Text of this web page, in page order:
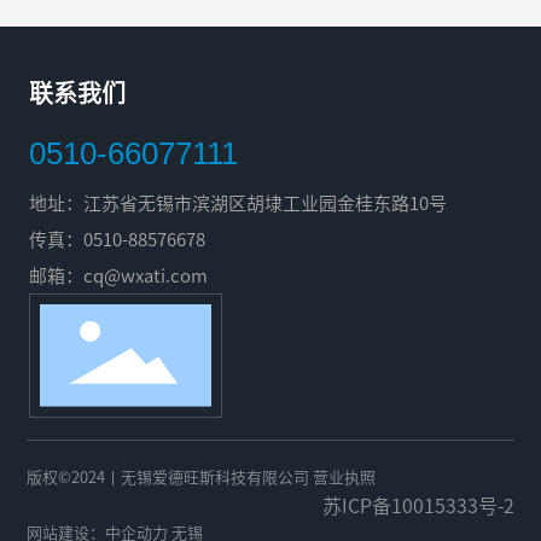
联系我们
0510-66077111
地址：江苏省无锡市滨湖区胡埭工业园金桂东路10号
传真：0510-88576678
邮箱： cq@wxati.com
版权©2024丨无锡爱德旺斯科技有限公司 营业执照
苏ICP备10015333号-2
网站建设： 中企动力 无锡